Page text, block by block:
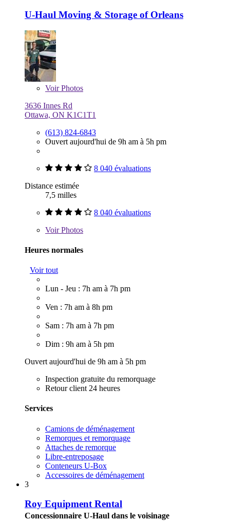
U-Haul Moving & Storage of Orleans
VoirPhotos
3636 Innes Rd
Ottawa, ON K1C1T1
(613) 824-6843
Ouvert aujourd'hui de 9h am à 5h pm
8 040 évaluations
Distance estimée
7,5 milles
8 040 évaluations
VoirPhotos
Heures normales
Voir tout
Lun - Jeu : 7h am à 7h pm
Ven : 7h am à 8h pm
Sam : 7h am à 7h pm
Dim : 9h am à 5h pm
Ouvert aujourd'hui de 9h am à 5h pm
Inspection gratuite du remorquage
Retour client 24 heures
Services
Camions de déménagement
Remorques et remorquage
Attaches de remorque
Libre-entreposage
Conteneurs U-Box
Accessoires de déménagement
3
Roy Equipment Rental
Concessionnaire U-Haul dans le voisinage